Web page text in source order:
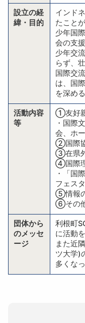
設立の経
緯・目的
インド
たこと
少年国
会の支
少年交
らず、
国際交
は、国
を深め
活動内容
等
①友好
・国際
会、ホ
②国際
③在県
④国際
・「国
フェス
⑤情報
⑥その
団体から
のメッセ
ージ
利根町
に活動
また近
ツ大学)
多くな